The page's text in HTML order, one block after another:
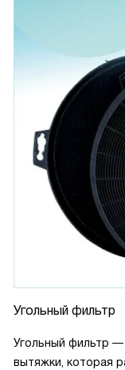
Угольный фильтр
Угольный фильтр
вытяжки, которая